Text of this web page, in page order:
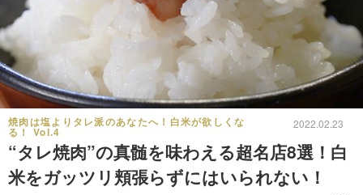
焼肉は塩よりタレ派のあなたへ！白米が欲しくな
る！ Vol.4
2022.02.23
“タレ焼肉”の真髄を味わえる超名店8選！白
米をガッツリ頬張らずにはいられない！